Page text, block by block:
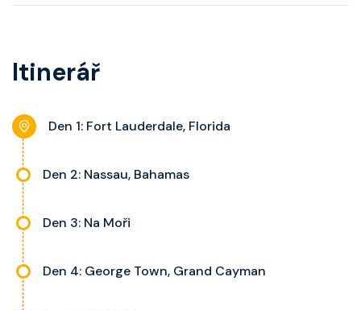
kajuty.
nastavitelnou klimatizaci,
noční stolky, trezor a balkon s
výhledem, velikost kajuty a balkonu
Itinerář
Den 1: Fort Lauderdale, Florida
Den 2: Nassau, Bahamas
Den 3: Na Moři
Den 4: George Town, Grand Cayman